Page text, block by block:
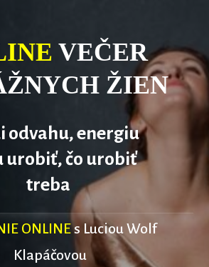
VEČER
ŽIEN
odvahu, energiu
urobiť, čo urobiť
treba
ONLINEs Luciou Wolf
Klapáčovou